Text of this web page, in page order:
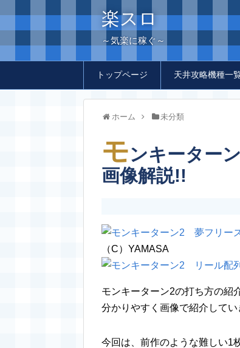
楽スロ
～気楽に稼ぐ～
トップページ 天井攻略機種一
ホーム 未分類
モンキーター
画像解説!!
（C）YAMASA
モンキーターン2の打ち方の紹
分かりやすく画像で紹介してい
今回は、前作のような難しい1